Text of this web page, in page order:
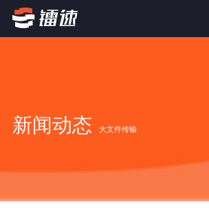
新闻动态 大文件传输